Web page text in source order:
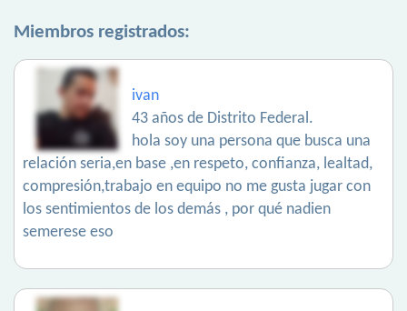
Miembros registrados:
ivan
43 años de Distrito Federal.
hola soy una persona que busca una
relación seria,en base ,en respeto, confianza, lealtad,
compresión,trabajo en equipo no me gusta jugar con
los sentimientos de los demás , por qué nadien
semerese eso